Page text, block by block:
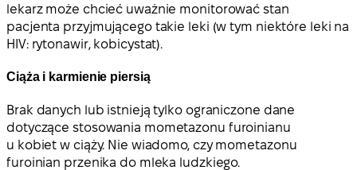
lekarz może chcieć uważnie monitorować stan
pacjenta przyjmującego takie leki (w tym niektóre leki na
HIV: rytonawir, kobicystat).
Ciąża i karmienie piersią
Brak danych lub istnieją tylko ograniczone dane
dotyczące stosowania mometazonu furoinianu
u kobiet w ciąży. Nie wiadomo, czy mometazonu
furoinian przenika do mleka ludzkiego.